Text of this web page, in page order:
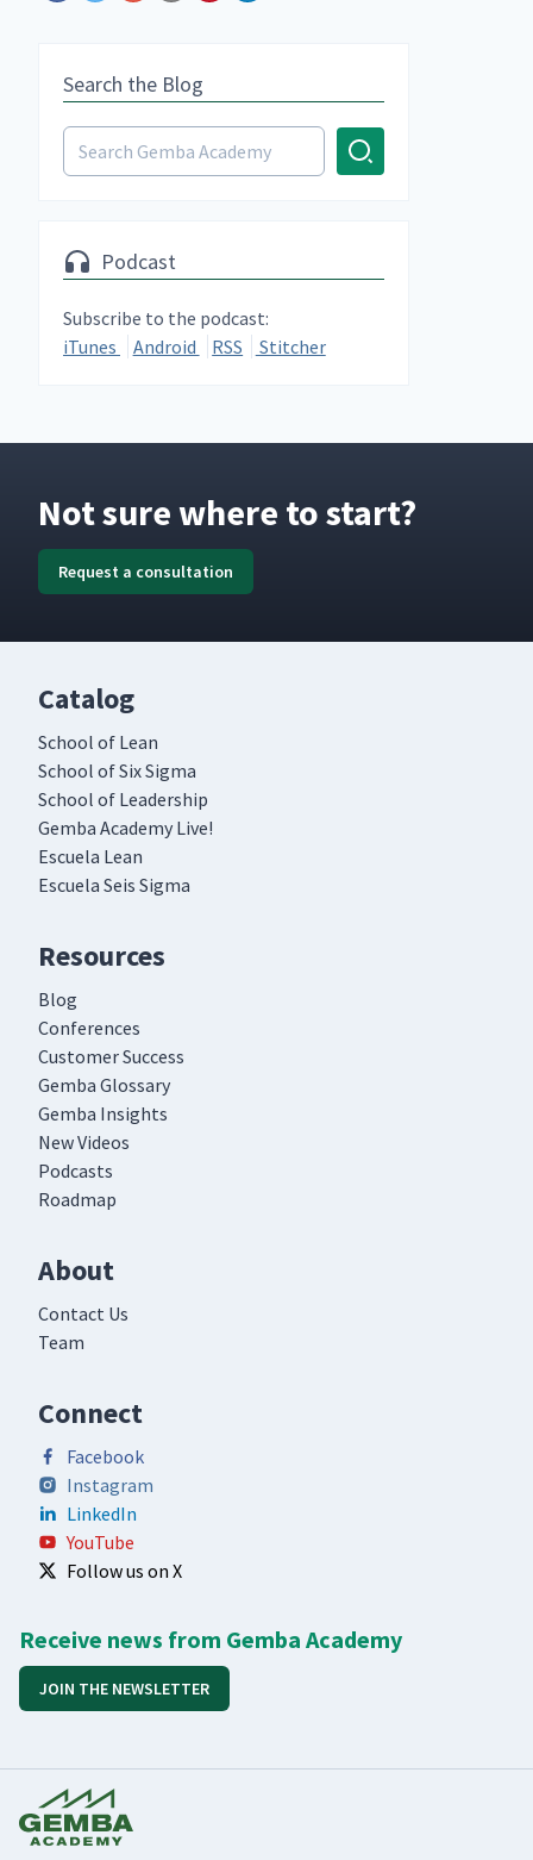
Search the Blog
Podcast
Subscribe to the podcast:
iTunes
Android RSS Stitcher
Not sure where to start?
Request a consultation
Catalog
School of Lean
School of Six Sigma
School of Leadership
Gemba Academy Live!
Escuela Lean
Escuela Seis Sigma
Resources
Blog
Conferences
Customer Success
Gemba Glossary
Gemba Insights
New Videos
Podcasts
Roadmap
About
Contact Us
Team
Connect
Facebook
Instagram
LinkedIn
YouTube
Follow us on X
Receive news from Gemba Academy
JOIN THE NEWSLETTER